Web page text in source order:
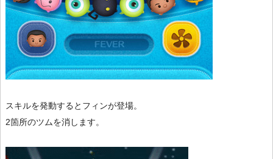
スキルを発動するとフィンが登場。
2箇所のツムを消します。